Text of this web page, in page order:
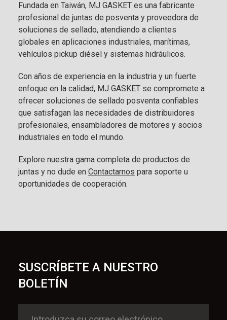
Fundada en Taiwán, MJ GASKET es una fabricante
profesional de juntas de posventa y proveedora de
soluciones de sellado, atendiendo a clientes
globales en aplicaciones industriales, marítimas,
vehículos pickup diésel y sistemas hidráulicos.
Con años de experiencia en la industria y un fuerte
enfoque en la calidad, MJ GASKET se compromete a
ofrecer soluciones de sellado posventa confiables
que satisfagan las necesidades de distribuidores
profesionales, ensambladores de motores y socios
industriales en todo el mundo.
Explore nuestra gama completa de productos de
juntas y no dude en Contactarnos para soporte u
oportunidades de cooperación.
SUSCRÍBETE A NUESTRO
BOLETÍN